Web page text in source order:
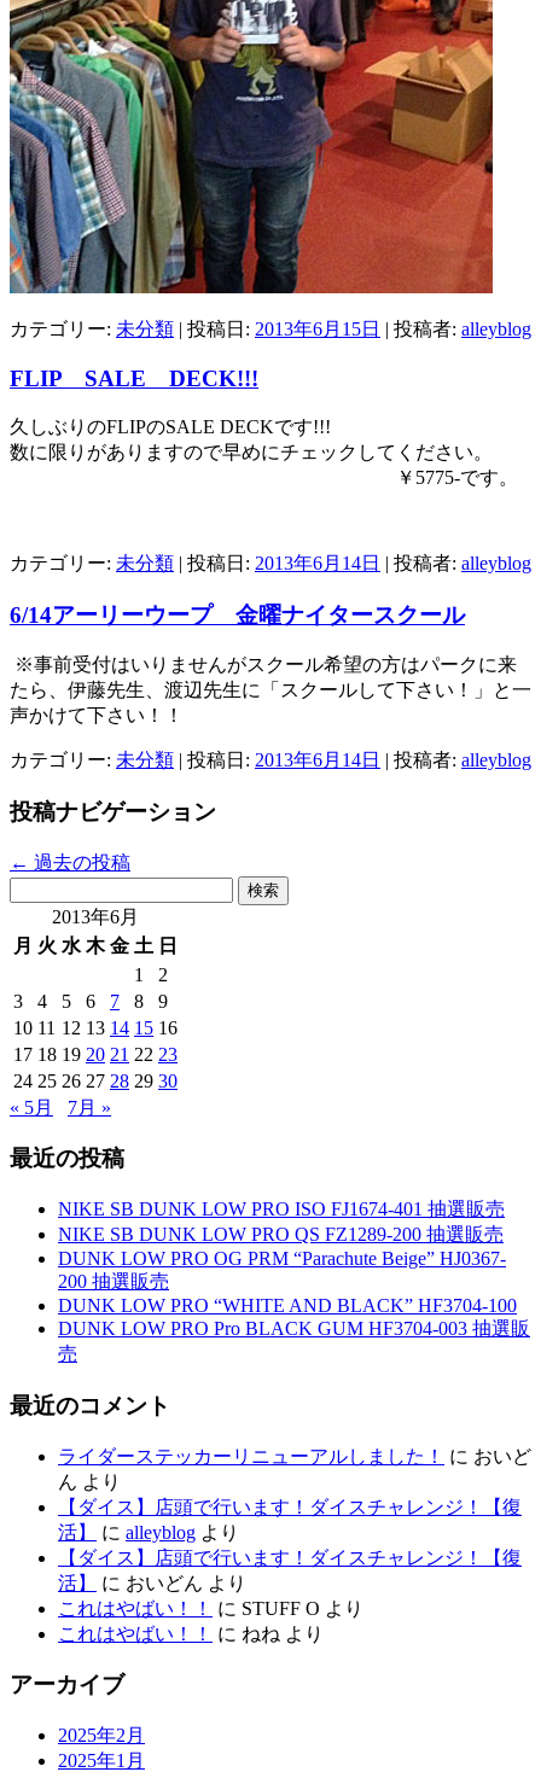
カテゴリー: 未分類 | 投稿日: 2013年6月15日 | 投稿者: alleyblog
FLIP SALE DECK!!!
久しぶりのFLIPのSALE DECKです!!!
数に限りがありますので早めにチェックしてください。
￥5775-です。
カテゴリー: 未分類 | 投稿日: 2013年6月14日 | 投稿者: alleyblog
6/14アーリーウープ 金曜ナイタースクール
※事前受付はいりませんがスクール希望の方はパークに来
たら、伊藤先生、渡辺先生に「スクールして下さい！」と一
声かけて下さい！！
カテゴリー: 未分類 | 投稿日: 2013年6月14日 | 投稿者: alleyblog
投稿ナビゲーション
← 過去の投稿
2013年6月
月 火 水 木 金 土 日
1
2
3
4 5 6 7 8
9
10 11 12 13 14 15 16
17 18 19 20 21 22 23
24 25 26 27 28 29 30
« 5月
7月 »
最近の投稿
NIKE SB DUNK LOW PRO ISO FJ1674-401 抽選販売
NIKE SB DUNK LOW PRO QS FZ1289-200 抽選販売
DUNK LOW PRO OG PRM “Parachute Beige” HJ0367-
200 抽選販売
DUNK LOW PRO “WHITE AND BLACK” HF3704-100
DUNK LOW PRO Pro BLACK GUM HF3704-003 抽選販
売
最近のコメント
ライダーステッカーリニューアルしました！ に おいど
ん より
【ダイス】店頭で行います！ダイスチャレンジ！【復
活】
に alleyblog より
【ダイス】店頭で行います！ダイスチャレンジ！【復
活】
に おいどん より
これはやばい！！
に STUFF O より
これはやばい！！
に ねね より
アーカイブ
2025年2月
2025年1月